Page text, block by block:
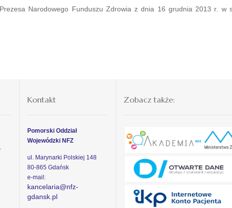
Narodowego Funduszu Zdrowia z dnia 16 grudnia 2013 r. w
Kontakt
Pomorski Oddział
Wojewódzki NFZ
ul. Marynarki Polskiej 148
80-865 Gdańsk
e-mail:
kancelaria@nfz-
gdansk.pl
Zobacz także: